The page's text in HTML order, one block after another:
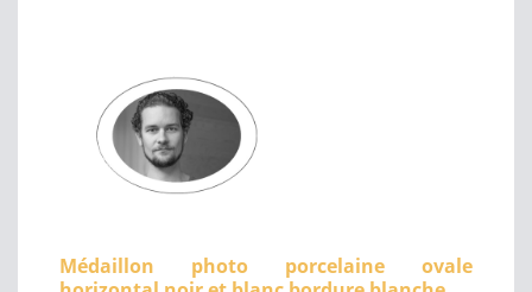
Médaillon photo porcelaine ovale